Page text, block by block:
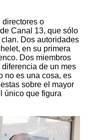
directores o
Canal 13, que sólo
Dos autoridades
en su primera
Dos miembros
de un mes
no es una cosa, es
sobre el mayor
único que figura